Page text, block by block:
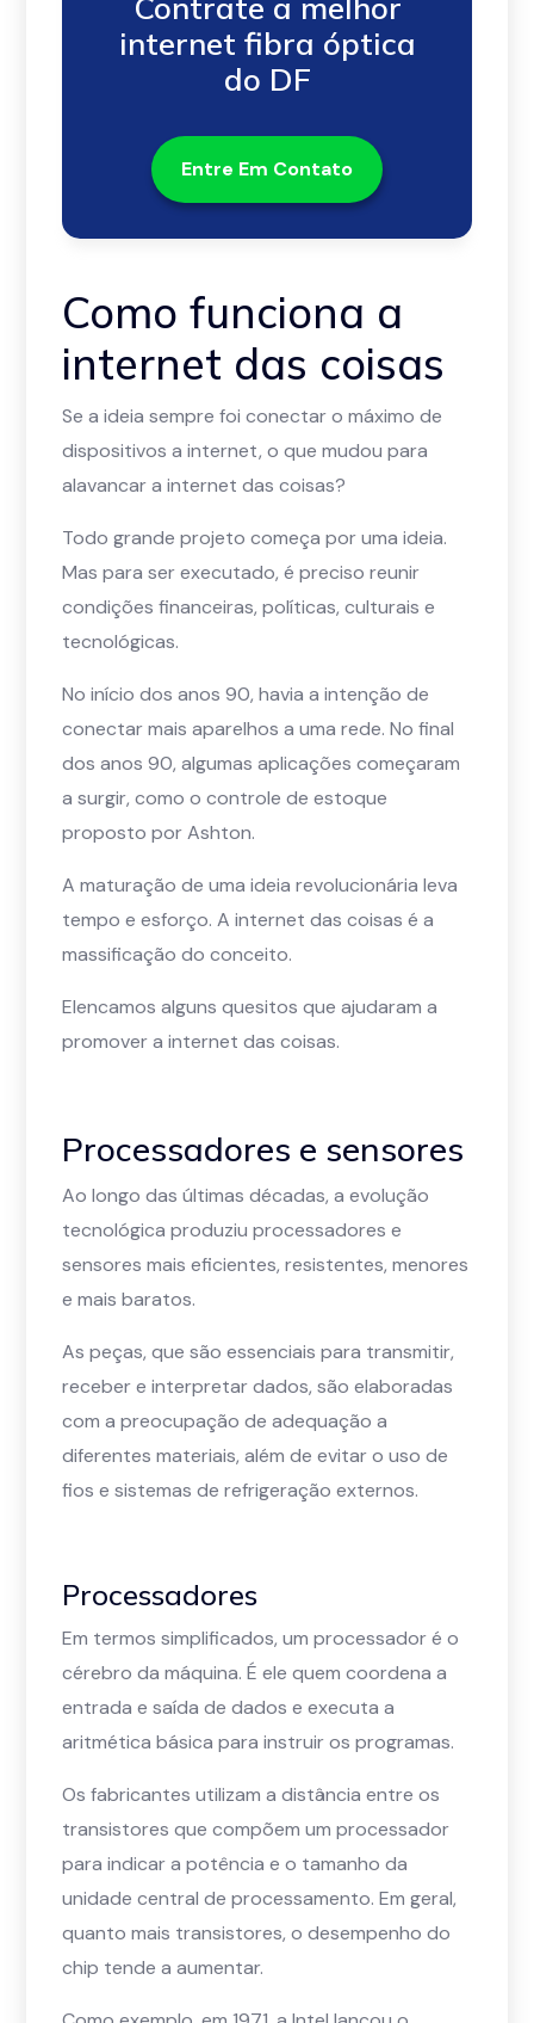
internet fibra óptica
do DF
Entre Em Contato
Como funciona a
internet das coisas
Se a ideia sempre foi conectar o máximo de
dispositivos a internet, o que mudou para
alavancar a internet das coisas?
Todo grande projeto começa por uma ideia.
Mas para ser executado, é preciso reunir
condições financeiras, políticas, culturais e
tecnológicas.
No início dos anos 90, havia a intenção de
conectar mais aparelhos a uma rede. No final
dos anos 90, algumas aplicações começaram
a surgir, como o controle de estoque
proposto por Ashton.
A maturação de uma ideia revolucionária leva
tempo e esforço. A internet das coisas é a
massificação do conceito.
Elencamos alguns quesitos que ajudaram a
promover a internet das coisas.
Processadores e sensores
Ao longo das últimas décadas, a evolução
tecnológica produziu processadores e
sensores mais eficientes, resistentes, menores
e mais baratos.
As peças, que são essenciais para transmitir,
receber e interpretar dados, são elaboradas
com a preocupação de adequação a
diferentes materiais, além de evitar o uso de
fios e sistemas de refrigeração externos.
Processadores
Em termos simplificados, um processador é o
cérebro da máquina. É ele quem coordena a
entrada e saída de dados e executa a
aritmética básica para instruir os programas.
Os fabricantes utilizam a distância entre os
transistores que compõem um processador
para indicar a potência e o tamanho da
unidade central de processamento. Em geral,
quanto mais transistores, o desempenho do
chip tende a aumentar.